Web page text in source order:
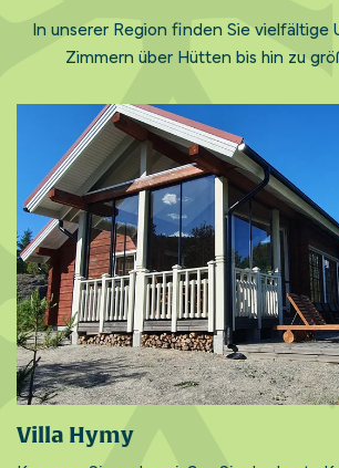
In unserer Region finden Sie vielfältige
Zimmern über Hütten bis hin zu
Villa Hymy